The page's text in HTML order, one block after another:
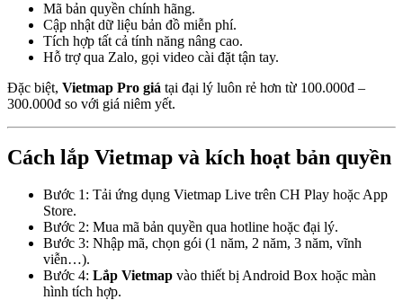
Mã bản quyền chính hãng.
Cập nhật dữ liệu bản đồ miễn phí.
Tích hợp tất cả tính năng nâng cao.
Hỗ trợ qua Zalo, gọi video cài đặt tận tay.
Đặc biệt, Vietmap Pro giá tại đại lý luôn rẻ hơn từ 100.000đ –
300.000đ so với giá niêm yết.
Cách lắp Vietmap và kích hoạt bản quyền
Bước 1: Tải ứng dụng Vietmap Live trên CH Play hoặc App
Store.
Bước 2: Mua mã bản quyền qua hotline hoặc đại lý.
Bước 3: Nhập mã, chọn gói (1 năm, 2 năm, 3 năm, vĩnh
viễn…).
Bước 4: Lắp Vietmap vào thiết bị Android Box hoặc màn
hình tích hợp.